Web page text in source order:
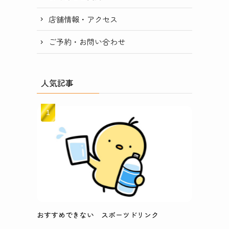
店舗情報・アクセス
ご予約・お問い合わせ
人気記事
おすすめできない スポーツドリンク